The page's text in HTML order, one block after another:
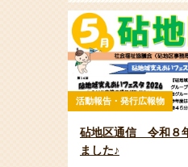
活動報告・発行広報物
砧地区通信 令和８
ました♪